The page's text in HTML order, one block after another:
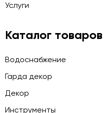
Услуги
Каталог товаров
Водоснабжение
Гарда декор
Декор
Инструменты